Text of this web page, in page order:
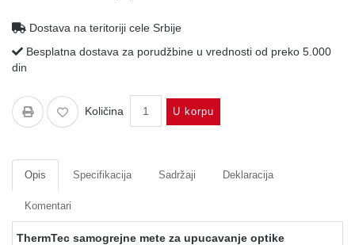
Dostava na teritoriji cele Srbije
Besplatna dostava za porudžbine u vrednosti od preko 5.000
din
Količina U korpu
Opis Specifikacija Sadržaji Deklaracija
Komentari
ThermTec samogrejne mete za upucavanje optike